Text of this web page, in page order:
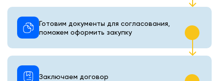
Готовим документы для согласования,
поможем оформить закупку
Заключаем договор